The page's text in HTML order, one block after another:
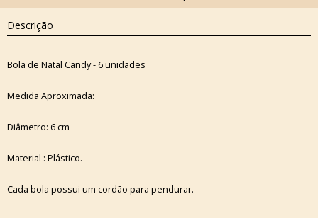
Descrição
Bola de Natal Candy - 6 unidades
Medida Aproximada:
Diâmetro: 6 cm
Material : Plástico.
Cada bola possui um cordão para pendurar.